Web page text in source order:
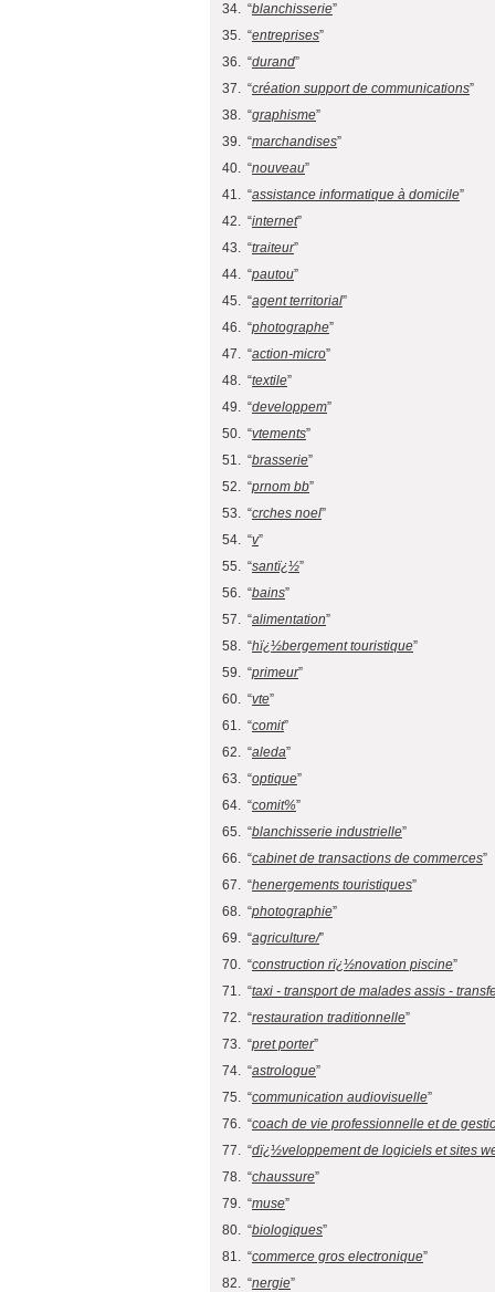
34. “blanchisserie”
35. “entreprises”
36. “durand”
37. “création support de communications”
38. “graphisme”
39. “marchandises”
40. “nouveau”
41. “assistance informatique à domicile”
42. “internet”
43. “traiteur”
44. “pautou”
45. “agent territorial”
46. “photographe”
47. “action-micro”
48. “textile”
49. “developpem”
50. “vtements”
51. “brasserie”
52. “prnom bb”
53. “crches noel”
54. “v”
55. “santï¿½”
56. “bains”
57. “alimentation”
58. “hï¿½bergement touristique”
59. “primeur”
60. “vte”
61. “comit”
62. “aleda”
63. “optique”
64. “comit%”
65. “blanchisserie industrielle”
66. “cabinet de transactions de commerces”
67. “henergements touristiques”
68. “photographie”
69. “agriculture/”
70. “construction rï¿½novation piscine”
71. “taxi - transport de malades assis -
72. “restauration traditionnelle”
73. “pret porter”
74. “astrologue”
75. “communication audiovisuelle”
76. “coach de vie professionnelle et de
77. “dï¿½veloppement de logiciels et sites
78. “chaussure”
79. “muse”
80. “biologiques”
81. “commerce gros electronique”
82. “nergie”